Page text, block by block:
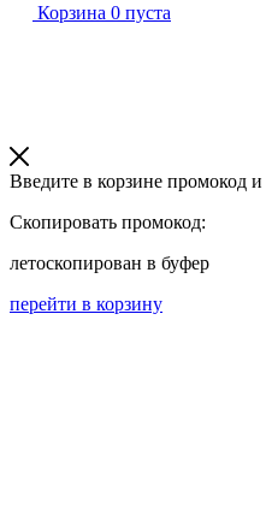
Корзина 0 пуста
Введите в корзине промокод
Скопировать промокод:
летоскопирован в буфер
перейти в корзину